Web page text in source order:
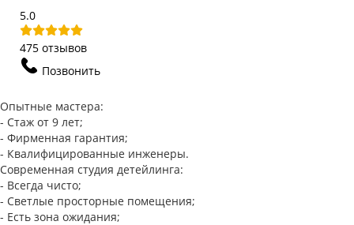
5.0
475 отзывов
Позвонить
Опытные мастера:
- Стаж от 9 лет;
- Фирменная гарантия;
- Квалифицированные инженеры.
Современная студия детейлинга:
- Всегда чисто;
- Светлые просторные помещения;
- Есть зона ожидания;